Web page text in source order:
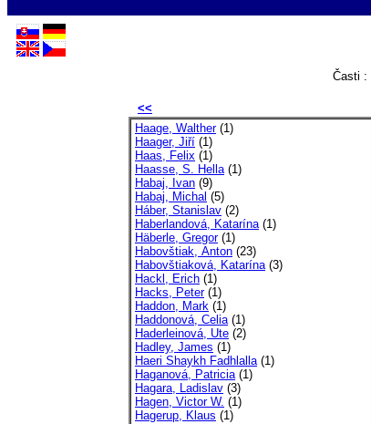
Časti :
<<
Haage, Walther(1)
Haager, Jiří (1)
Haas, Felix (1)
Haasse, S. Hella(1)
Habaj, Ivan (9)
Habaj, Michal (5)
Háber, Stanislav (2)
Haberlandová, Katarína(1)
Häberle, Gregor(1)
Habovštiak, Anton (23)
Habovštiaková, Katarína(3)
Hackl, Erich (1)
Hacks, Peter(1)
Haddon, Mark (1)
Haddonová, Celia(1)
Haderleinová, Ute (2)
Hadley, James (1)
Haeri Shaykh Fadhlalla(1)
Haganová, Patricia(1)
Hagara, Ladislav (3)
Hagen, Victor W. (1)
Hagerup, Klaus (1)